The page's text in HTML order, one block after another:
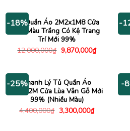
-18%
Tủ Quần Áo 2M2x1M8 Cửa
Lùa Màu Trắng Có Kệ Trang
Trí Mới 99%
12,000,000₫ Giá
gốc
9,870,000₫Giá
hiện
-
-25%Thanh Lý Tủ Quần Áo
1M2x2M Cửa Lùa Vân Gỗ Mới
99% (Nhiều Màu)
4,400,000₫ Giá
gốc
3,300,000₫Giá
hiện
-